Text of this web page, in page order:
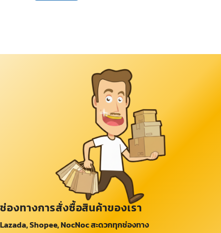
ช่องทางการสั่งซื้อสินค้าของเรา
Lazada, Shopee, NocNoc สะดวกทุกช่องทาง